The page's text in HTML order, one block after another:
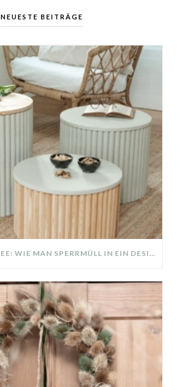
NEUESTE BEITRÄGE
DIY UPCYLING IDEE: WIE MAN SPERRMÜLL IN EIN DESIGNER TEIL VERWANDELT